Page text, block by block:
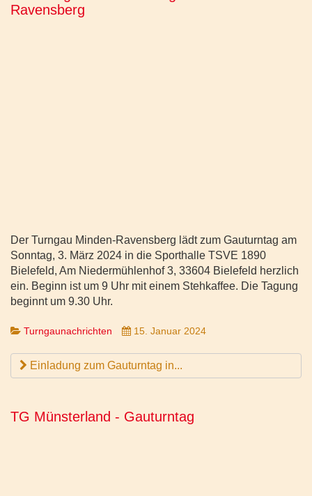
Ravensberg
Der Turngau Minden-Ravensberg lädt zum Gauturntag am
Sonntag, 3. März 2024 in die Sporthalle TSVE 1890
Bielefeld, Am Niedermühlenhof 3, 33604 Bielefeld herzlich
ein. Beginn ist um 9 Uhr mit einem Stehkaffee. Die Tagung
beginnt um 9.30 Uhr.
Turngaunachrichten 15. Januar 2024
Einladung zum Gauturntag in...
TG Münsterland - Gauturntag